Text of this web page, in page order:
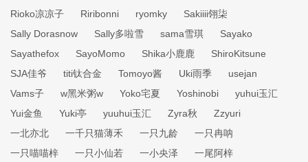
Rioko凉凉子
Riribonni ryomky
Sakiiii翎柒
Sally Dorasnow
Sally多啦雪 sama雪琪
Sayako
Sayathefox
SayoMomo Shika小鹿鹿
ShiroKitsune
SJA佳爷
titi钛合金 Tomoyo酱 Uki雨季
usejan
Vams子
w黑米粥w Yoko宅夏 Yoshinobi
yuhui玉汇
Yui金鱼
Yuki亭 yuuhui玉汇 Zyra秋
Zzyuri
一北亦北
一千只猫薄禾 一只九龄
一只冉呐
一只喵喵梓
一只小仙若 一小央泽
一尾阿梓